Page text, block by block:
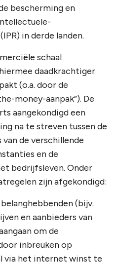
bescherming en
in derde landen.
schaal
daadkrachtiger
(o.a. door de
money-aanpak”). De
aangekondigd een
na te streven tussen de
de verschillende
en de
bedrijfsleven. Onder
zijn afgekondigd:
(bijv.
en aanbieders van
om de
inbreuken op
via het internet winst te